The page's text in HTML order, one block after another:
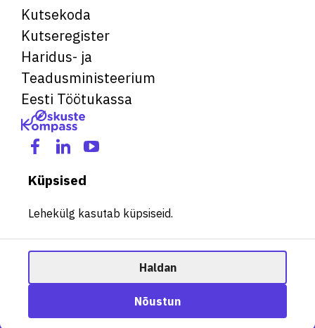
Ametisoovitaja
Kutsekoda
Kutseregister
Haridus- ja
Teadusministeerium
Eesti Töötukassa
Küpsised
Lehekülg kasutab küpsiseid.
Haldan
Nõustun